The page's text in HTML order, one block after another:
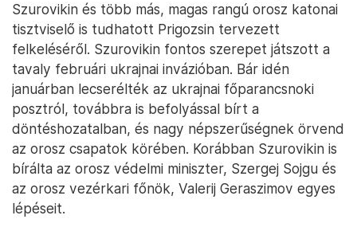
Szurovikin és több más, magas rangú orosz katonai
tisztviselő is tudhatott Prigozsin tervezett
felkeléséről. Szurovikin fontos szerepet játszott a
tavaly februári ukrajnai invázióban. Bár idén
januárban lecserélték az ukrajnai főparancsnoki
posztról, továbbra is befolyással bírt a
döntéshozatalban, és nagy népszerűségnek örvend
az orosz csapatok körében. Korábban Szurovikin is
bírálta az orosz védelmi miniszter, Szergej Sojgu és
az orosz vezérkari főnök, Valerij Geraszimov egyes
lépéseit.